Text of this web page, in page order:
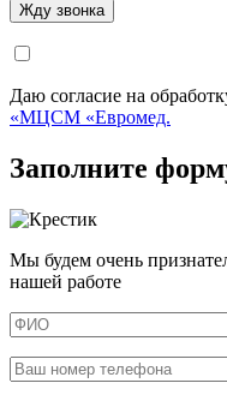
Даю согласие на
«МЦСМ «Евромед.
Заполните
Мы будем очень
нашей работе